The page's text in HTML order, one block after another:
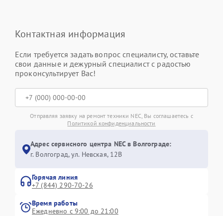
Контактная информация
Если требуется задать вопрос специалисту, оставьте
свои данные и дежурный специалист с радостью
проконсультирует Вас!
Отправляя заявку на ремонт техники NEC, Вы соглашаетесь с
Политикой конфиденциальности
Адрес сервисного центра NEC в Волгограде:
г. Волгоград, ул. Невская, 12В
Горячая линия
+7 (844) 290-70-26
Время работы
Ежедневно с 9:00 до 21:00